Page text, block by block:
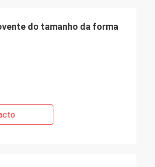
do tamanho da forma